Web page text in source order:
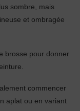
sombre, mais
et ombragée
brosse pour donner
commencer
aplat ou en variant